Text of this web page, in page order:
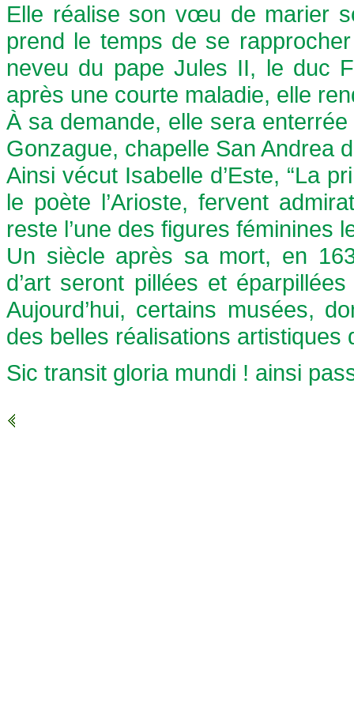
Elle réalise son vœu de marier
prend le temps de se
neveu du pape Jules II, le duc
après une courte maladie, elle
À sa demande, elle sera
Gonzague, chapelle San Andrea
Ainsi vécut Isabelle d’Este, “La
le poète l’Arioste, fervent
reste l’une des figures féminines
Un siècle après sa mort, en
d’art seront pillées et
Aujourd’hui, certains musées,
des belles réalisations artistiques
Sic transit gloria mundi ! ainsi